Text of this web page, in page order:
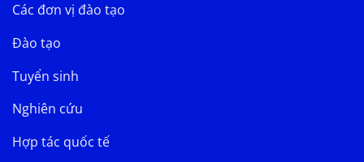
Các đơn vị đào tạo
Đào tạo
Tuyển sinh
Nghiên cứu
Hợp tác quốc tế